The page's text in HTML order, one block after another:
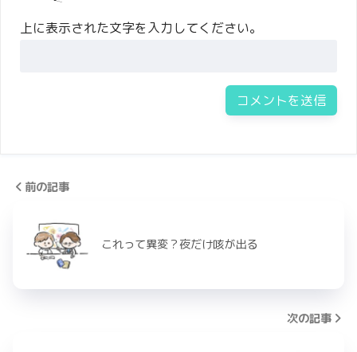
上に表示された文字を入力してください。
前の記事
これって異変？夜だけ咳が出る
次の記事